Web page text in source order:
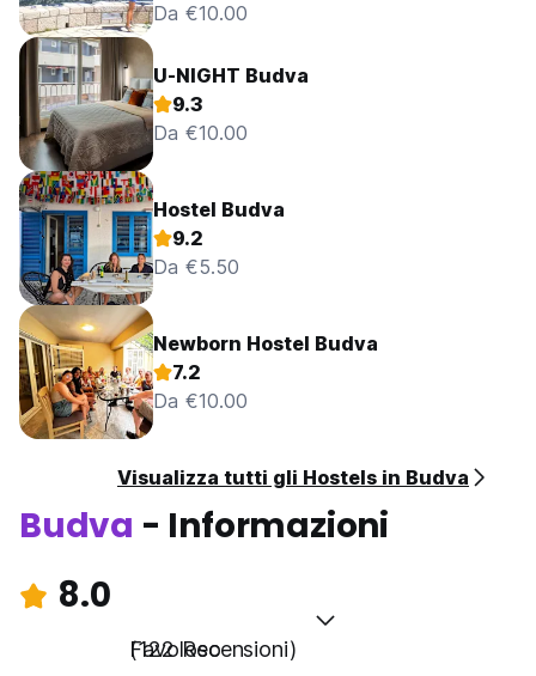
Da €10.00
U-NIGHT Budva
9.3
Da €10.00
Hostel Budva
9.2
Da €5.50
Newborn Hostel Budva
7.2
Da €10.00
Visualizza tutti gli Hostels in Budva
Budva - Informazioni
8.0
Favoloso
(122 Recensioni)